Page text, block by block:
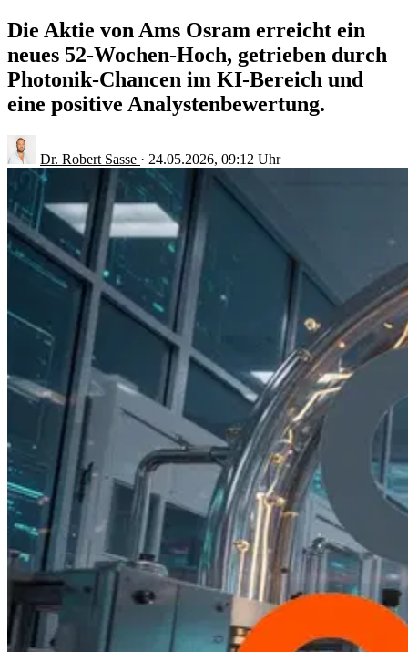
Die Aktie von Ams Osram erreicht ein
neues 52-Wochen-Hoch, getrieben durch
Photonik-Chancen im KI-Bereich und
eine positive Analystenbewertung.
Dr. Robert Sasse · 24.05.2026, 09:12 Uhr